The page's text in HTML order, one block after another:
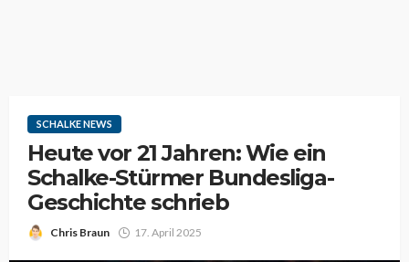
SCHALKE NEWS
Heute vor 21 Jahren: Wie ein
Schalke-Stürmer Bundesliga-
Geschichte schrieb
Chris Braun 17. April 2025